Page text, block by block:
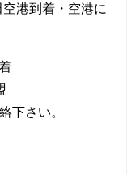
港到着・空港に
下さい。